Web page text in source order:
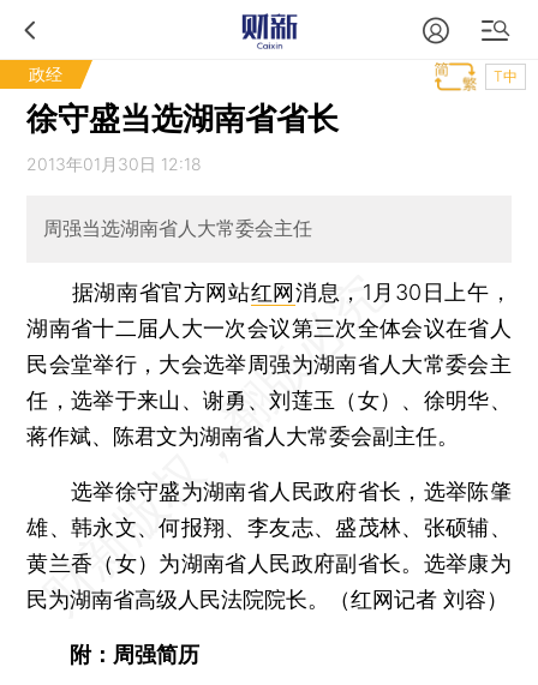
政经 T中
徐守盛当选湖南省省长
2013年01月30日 12:18
周强当选湖南省人大常委会主任
据湖南省官方网站红网消息，1月30日上午，
湖南省十二届人大一次会议第三次全体会议在省人
民会堂举行，大会选举周强为湖南省人大常委会主
任，选举于来山、谢勇、刘莲玉（女）、徐明华、
蒋作斌、陈君文为湖南省人大常委会副主任。
选举徐守盛为湖南省人民政府省长，选举陈肇
雄、韩永文、何报翔、李友志、盛茂林、张硕辅、
黄兰香（女）为湖南省人民政府副省长。选举康为
民为湖南省高级人民法院院长。（红网记者 刘容）
附：周强简历